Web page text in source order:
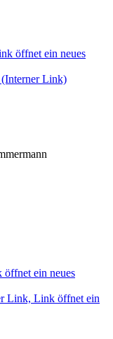
öffnet ein neues
(Interner Link)
ein neues
Link, Link öffnet ein